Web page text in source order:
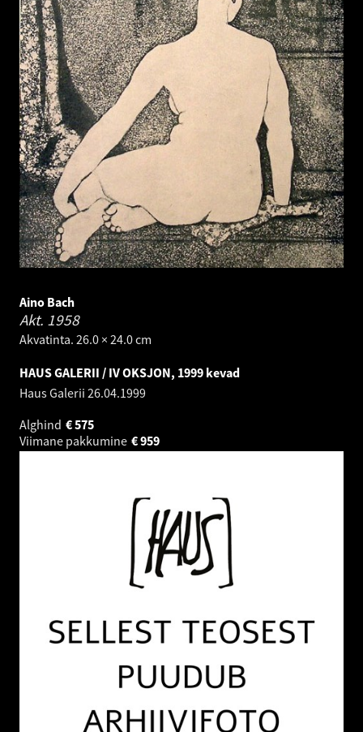
Aino Bach
Akt. 1958
Akvatinta. 26.0 × 24.0 cm
HAUS GALERII / IV OKSJON, 1999 kevad
Haus Galerii 26.04.1999
Alghind
575
€
Viimane pakkumine
959
€